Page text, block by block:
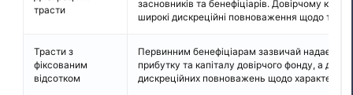
трасти
засновників та бенефіціарів. Довірчому
широкі дискреційні повноваження щодо
Трасти з
фіксованим
відсотком
Первинним бенефіціарам зазвичай
прибутку та капіталу довірчого фонду, а
дискреційних повноважень щодо характеру та